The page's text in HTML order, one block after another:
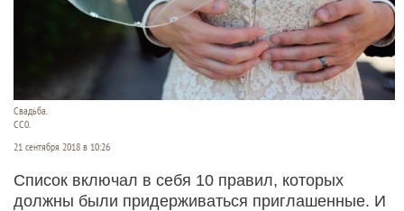
Свадьба.
СС0.
21 сентября 2018 в 10:26
Список включал в себя 10 правил, которых
должны были придерживаться приглашенные. И